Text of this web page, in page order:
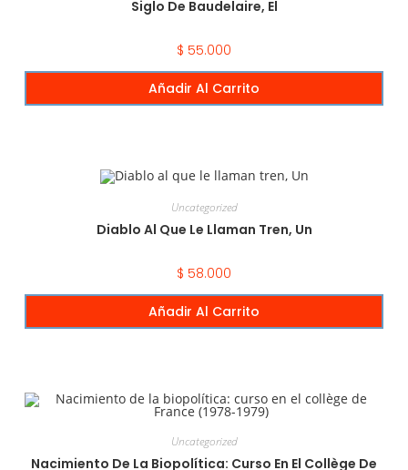
Siglo De Baudelaire, El
$ 55.000
Añadir Al Carrito
Uncategorized
Diablo Al Que Le Llaman Tren, Un
$ 58.000
Añadir Al Carrito
Uncategorized
Nacimiento De La Biopolítica: Curso En El Collège De